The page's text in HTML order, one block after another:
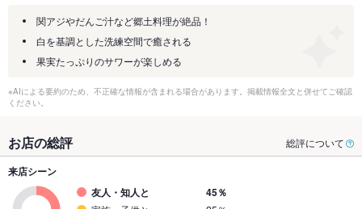
関アジやだんご汁など郷土料理が絶品！
白を基調とした洗練空間で癒される
果実たっぷりのサワーが楽しめる
※AIによる要約のため、不正確な情報が含まれる場合があります。掲載情報全文と併せてご確認
ください。
お店の総評 総評について
来店シーン
友人・知人と
45％